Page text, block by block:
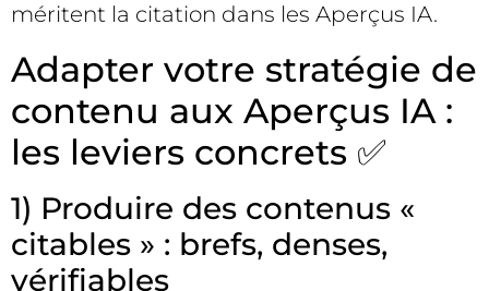
méritent la citation dans les Aperçus IA.
Adapter votre stratégie de
contenu aux Aperçus IA :
les leviers concrets ✅
1) Produire des contenus «
citables » : brefs, denses,
vérifiables